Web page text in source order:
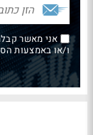
אני מאשר
ו/או באמצעות הסלולר